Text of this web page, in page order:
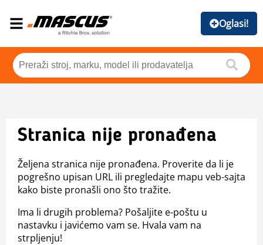
Oglasi!
Stranica nije pronađena
Željena stranica nije pronađena. Proverite da li je
pogrešno upisan URL ili pregledajte mapu veb-sajta
kako biste pronašli ono što tražite.
Ima li drugih problema? Pošaljite e-poštu u
nastavku i javićemo vam se. Hvala vam na
strpljenju!